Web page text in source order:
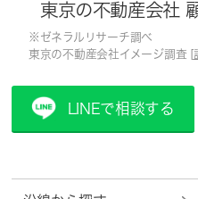
東京の不動産会社
※ゼネラルリサーチ調べ
東京の不動産会社イメージ調査 [
LINEで相談する